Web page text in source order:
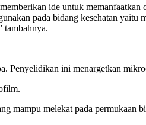
ide untuk memanfaatkan
pada bidang kesehatan yaitu
tambahnya.
Penyelidikan ini menargetkan
mampu melekat pada permukaan